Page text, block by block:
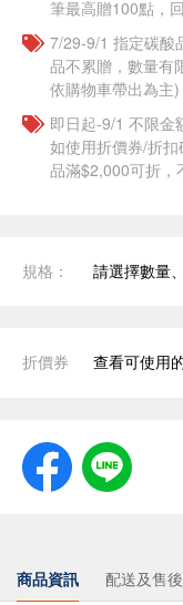
筆最高贈100點，
7/29-9/1 指定碳酸
品不累贈，數量有
依購物車帶出為主)
即日起-9/1 不限金
如使用折價券/折
品滿$2,000可折，
規格： 請選擇數量
折價券 查看可使用
商品資訊 配送及售